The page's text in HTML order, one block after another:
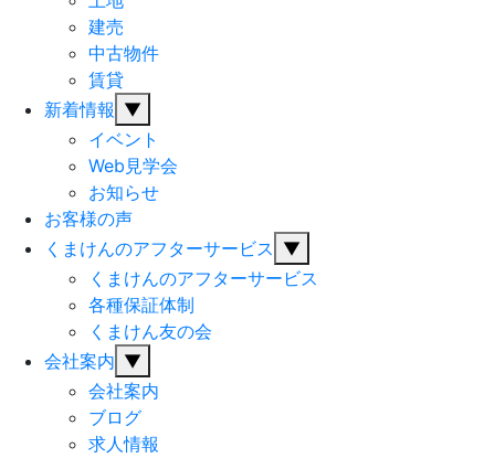
建売
中古物件
賃貸
新着情報 ▼
イベント
Web見学会
お知らせ
お客様の声
くまけんのアフターサービス ▼
くまけんのアフターサービス
各種保証体制
くまけん友の会
会社案内 ▼
会社案内
ブログ
求人情報